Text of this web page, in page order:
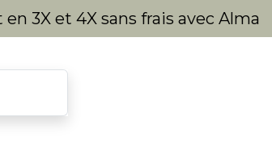
3X et 4X sans frais avec Alma